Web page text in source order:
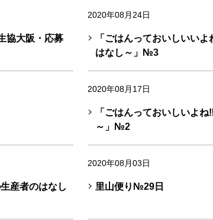
協大阪・応募
2020年08月24日
「ごはんっておいしいい
はなし～」№3
2020年08月17日
「ごはんっておいしいよ
～」№2
産者のはなし
2020年08月03日
里山便り№29日